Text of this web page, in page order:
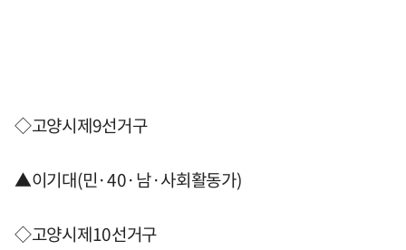
◇고양시제9선거구
▲이기대(민·40·남·사회활동가)
◇고양시제10선거구